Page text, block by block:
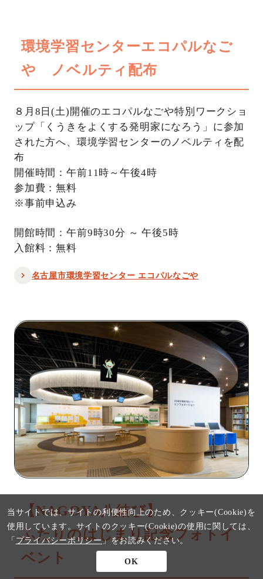
環境学習センターエコパルなご
や ノベルティ配布
８月8日(土)開催のエコパルなごや特別ワークショ
ップ「くうきをよくする発明家になろう」に参加
された方へ、環境学習センターのノベルティを配
布
開催時間：午前11時～午後4時
参加費：無料
※事前申込み
開館時間：午前9時30分 ～ 午後5時
入館料：無料
名古屋市環境学習センター エコパルなごや
【NAGOYA八結び】
ふたりのはじまり記念フォトイ
ベント
当サイトでは、サイトの利便性向上のため、クッキー(Cookie)を
使用しています。 サイトのクッキー(Cookie)の使用に関しては、
「 プライバシーポリシー」をお読みください。
OK